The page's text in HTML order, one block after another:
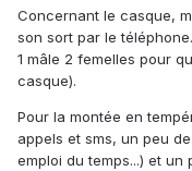
Concernant le casque,
son sort par le
1 mâle 2 femelles pour
casque).
Pour la montée en
appels et sms, un peu
emploi du temps...) et